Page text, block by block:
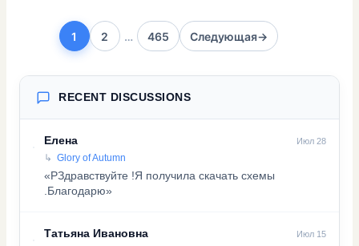
Страница
1 Страница
2 … Страница
465 Следующая→
RECENT DISCUSSIONS
Елена Июл 28
Glory of Autumn
«PЗдравствуйте !Я получила скачать схемы
.Благодарю»
Татьяна Ивановна Июл 15